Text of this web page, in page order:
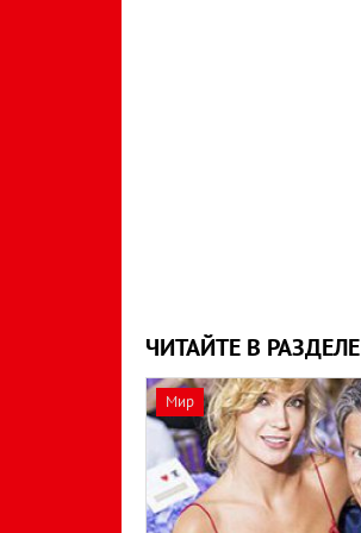
ЧИТАЙТЕ В РАЗДЕЛЕ
Мир